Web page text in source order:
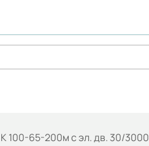
100-65-200м с эл. дв. 30/3000